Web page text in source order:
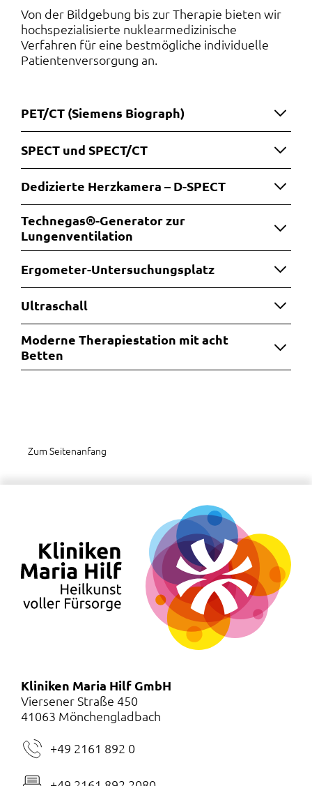
Von der Bildgebung bis zur Therapie bieten wir
hochspezialisierte nuklearmedizinische
Verfahren für eine bestmögliche individuelle
Patientenversorgung an.
PET/CT (Siemens Biograph)
SPECT und SPECT/CT
Dedizierte Herzkamera – D-SPECT
Technegas®-Generator zur
Lungenventilation
Ergometer-Untersuchungsplatz
Ultraschall
Moderne Therapiestation mit acht
Betten
Zum Seitenanfang
Kliniken Maria Hilf GmbH
Viersener Straße 450
41063 Mönchengladbach
+49 2161 892 0